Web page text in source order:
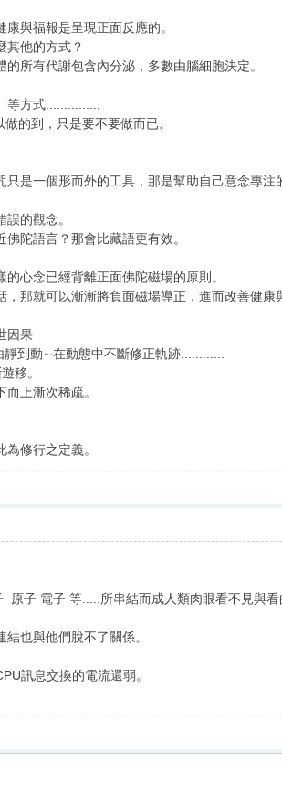
與福報是呈現正面反應的。
其他的方式？
所有代謝包含內分泌，多數由腦細胞決定。
方式...............
的到，只是要不要做而已。
是一個形而外的工具，那是幫助自己意念專
的觀念。
陀語言？那會比藏語更有效。
心念已經背離正面佛陀磁場的原則。
那就可以漸漸將負面磁場導正，進而改善健康
因果
到動∼在動態中不斷修正軌跡............
移。
上漸次稀疏。
修行之定義。
子 電子 等.....所串結而成人類肉眼看不見與看
也與他們脫不了關係。
訊息交換的電流還弱。